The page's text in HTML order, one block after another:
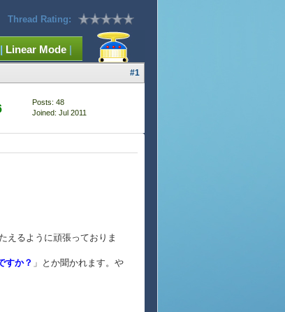
Thread Rating:
| Linear Mode |
#1
Posts: 48
Joined: Jul 2011
えるように頑張っておりま
すか？ 」とか聞かれます。や